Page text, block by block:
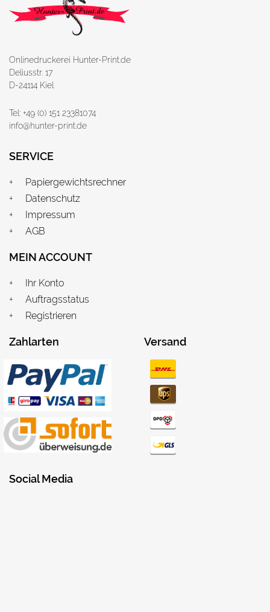
Onlinedruckerei Hunter-Print.de
Deliusstr. 17
D-24114 Kiel
Tel: +49 (0) 151 23381074
info@hunter-print.de
SERVICE
Papiergewichtsrechner
Datenschutz
Impressum
AGB
MEIN ACCOUNT
Ihr Konto
Auftragsstatus
Registrieren
Zahlarten Versand
Social Media